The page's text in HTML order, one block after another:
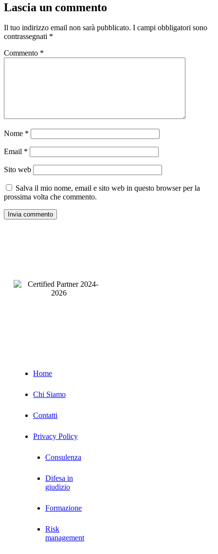
Lascia un commento
Il tuo indirizzo email non sarà pubblicato. I campi obbligatori sono
contrassegnati *
Commento *
Nome *
Email *
Sito web
Salva il mio nome, email e sito web in questo browser per la
prossima volta che commento.
Home
Chi Siamo
Contatti
Privacy Policy
Consulenza
Difesa in
giudizio
Formazione
Risk
management